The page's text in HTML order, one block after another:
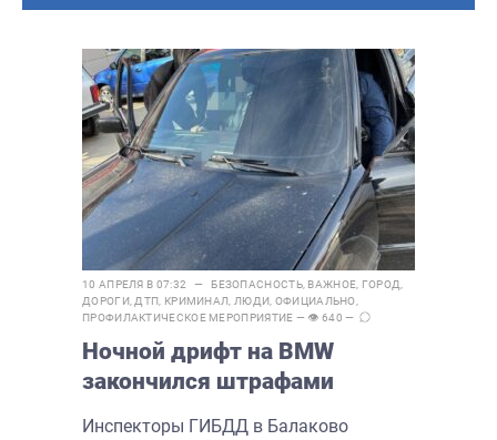
10 АПРЕЛЯ В 07:32 — БЕЗОПАСНОСТЬ, ВАЖНОЕ ГОРОД
ДОРОГИ, ДТП КРИМИНАЛ ЛЮДИ ОФИЦИАЛЬНО
ПРОФИЛАКТИЧЕСКОЕ МЕРОПРИЯТИЕ — 👁 640 —
Ночной дрифт на BMW
закончился штрафами
Инспекторы ГИБДД в Балаково